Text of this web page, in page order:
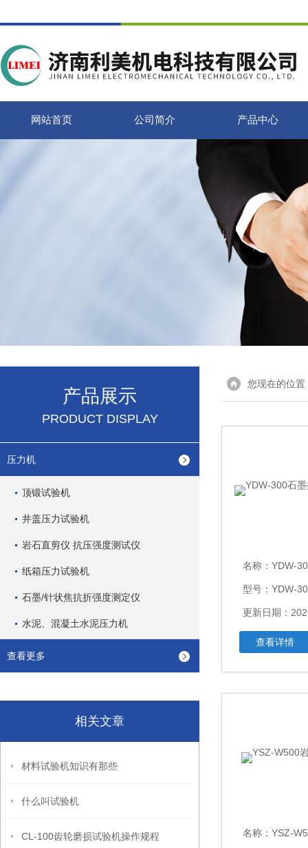
网站首页 公司简介 产品中心
产品展示
PRODUCT DISPLAY
压力机
顶锻试验机
井盖压力试验机
岩石直剪仪 抗压强度测试仪
纸箱压力试验机
石墨/针状焦抗折强度测定仪
水泥、混凝土水泥压力机
查看更多
相关文章
材料试验机知识有那些
什么叫试验机
CL-100齿轮磨损试验机操作规程
您现在的位置
名称： YDW-300
型号：YDW-
更新日期：
查看详情
名称： YSZ-